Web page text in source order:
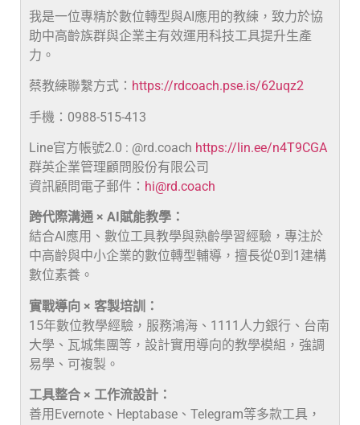
我是一位專精於數位轉型與AI應用的教練，致力於協
助中高齡族群與企業主有效運用科技工具提升生產
力。
蔡教練聯繫方式： https://rdcoach.pse.is/62uqz2
手機：0988-515-413
Line官方帳號2.0 : @rd.coach https://lin.ee/n4T9CGA
群英企業管理顧問股份有限公司
資訊顧問電子郵件： hi@rd.coach
跨代際溝通 × AI賦能教學：
結合AI應用、數位工具教學與熟齡學習經驗，專注於
中高齡與中小企業的數位轉型輔導，擅長從0到1建構
數位素養。
實戰導向 × 客製培訓：
15年數位教學經驗，服務鴻海、1111人力銀行、台南
大學、瓦城集團等，設計實用導向的教學模組，強調
易學、可複製。
工具整合 × 工作流設計：
善用Evernote、Heptabase、Telegram等多款工具，